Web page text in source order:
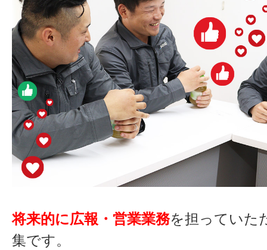
将来的に広報・営業業務を担っていた
集です。